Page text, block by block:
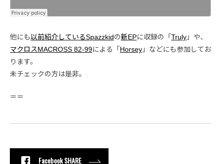
他にも以前紹介しているSpazzkidの新EPに収録の「 Truly 」や、
マクロスMACROSS 82-99による「 Horsey 」などにも参加してお
ります。
未チェックの方は是非。
＝＝
Facebook SHARE